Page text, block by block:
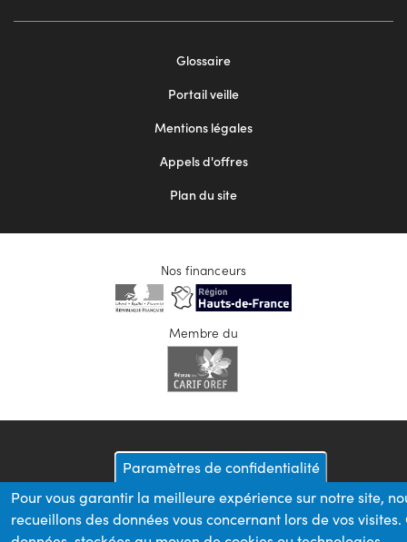
Glossaire
Portail veille
Mentions légales
Appels d'offres
Plan du site
Nos financeurs
Membre du
Paramètres de confidentialité
Pour vous garantir la meilleure expérience sur notre site,
recueillons des données vous concernant lors de vos visites.